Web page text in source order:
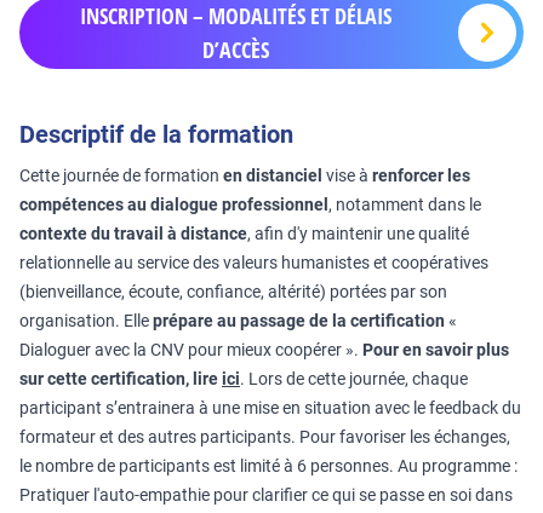
INSCRIPTION – MODALITÉS ET DÉLAIS
D’ACCÈS
Descriptif de la formation
Cette journée de formation en distanciel vise à renforcer les
compétences au dialogue professionnel , notamment dans le
contexte du travail à distance, afin d'y maintenir une qualité
relationnelle au service des valeurs humanistes et coopératives
(bienveillance, écoute, confiance, altérité) portées par son
organisation. Elleprépare au passage de la certification «
Dialoguer avec la CNV pour mieux coopérer ». Pour en savoir plus
sur cette certification, lireici. Lors de cette journée, chaque
participant s’entrainera à une mise en situation avec le feedback du
formateur et des autres participants. Pour favoriser les échanges,
le nombre de participants est limité à 6 personnes. Au programme :
Pratiquer l'auto-empathie pour clarifier ce qui se passe en soi dans